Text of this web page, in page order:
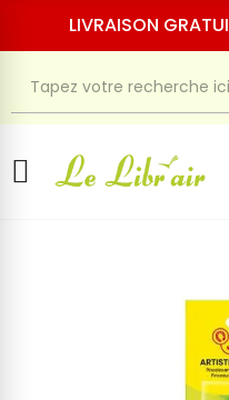
LIVRAISON